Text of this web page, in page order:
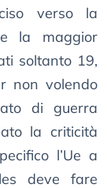
verso la
la maggior
soltanto 19,
non volendo
di guerra
la criticità
l’Ue a
deve fare